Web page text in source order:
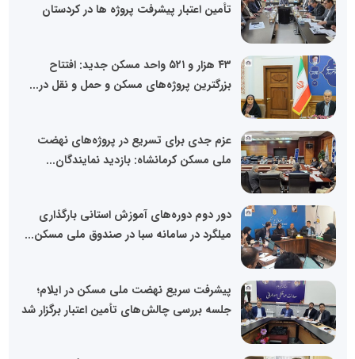
تأمین اعتبار پیشرفت پروژه ها در کردستان
۴۳ هزار و ۵۲۱ واحد مسکن جدید: افتتاح
بزرگترین پروژه‌های مسکن و حمل و نقل در...
عزم جدی برای تسریع در پروژه‌های نهضت
ملی مسکن کرمانشاه: بازدید نمایندگان...
دور دوم دوره‌های آموزش استانی بارگذاری
میلگرد در سامانه سبا در صندوق ملی مسکن...
پیشرفت سریع نهضت ملی مسکن در ایلام؛
جلسه بررسی چالش‌های تأمین اعتبار برگزار شد